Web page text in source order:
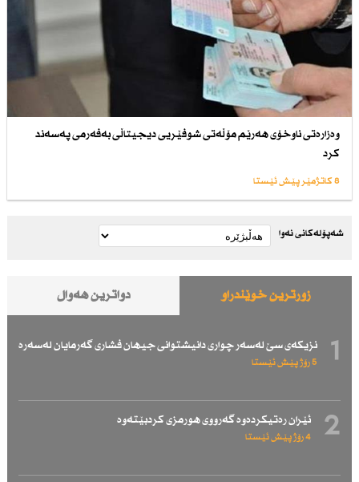
وەزارەتی ناوخۆی هەرێم مۆڵەتی شوفێریی دیجیتاڵی بەفەرمی پەسەند
كرد
8 کاتژمێر پێش ئێستا
شەپۆلەکانی نەوا
زۆرترین خوێندراو دواترین هەواڵ
1 نزیكەی سێ لەسەر چواری دانیشتوانی جیهان فشاری گەرمایان لەسەرە
5 رۆژ پێش ئێستا
2 ئێران رەتیكردەوە گەرووی هورمزی كردبێتەوە
4 رۆژ پێش ئێستا